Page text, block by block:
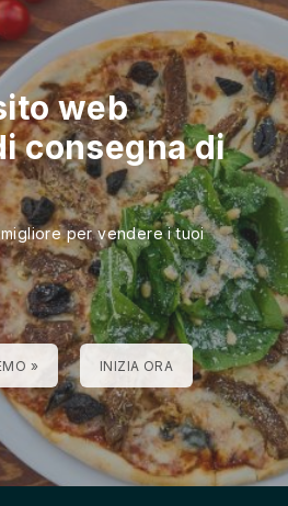
web
consegna di
per vendere i tuoi
» INIZIA ORA